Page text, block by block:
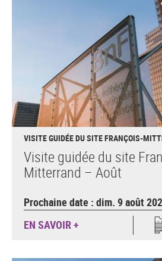
VISITE GUIDÉE DU SITE FRANÇOIS-
Visite guidée du site
Mitterrand – Août
Prochaine date : dim. 9 août
EN SAVOIR +